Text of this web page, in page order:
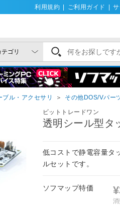
利用規約 ご利用ガイド
ル・アクセサリ ＞ その他DOS/Vパー
ビットトレードワン
透明シール型タ
低コストで静電容量タ
ルセットです。
ソフマップ特価